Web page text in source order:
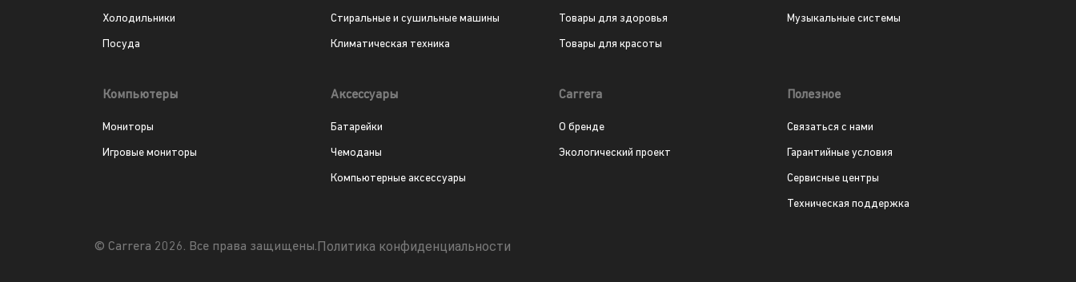
Холодильники
Посуда
Стиральные и сушильные машины
Климатическая техника
Товары для здоровья
Товары для красоты
Музыкальные системы
Компьютеры
Мониторы
Игровые мониторы
Аксессуары
Батарейки
Чемоданы
Компьютерные аксессуары
Carrera
О бренде
Экологический проект
Полезное
Связаться с нами
Гарантийные условия
Сервисные центры
Техническая поддержка
© Carrera 2026. Все права защищены.Политика конфиденциальности